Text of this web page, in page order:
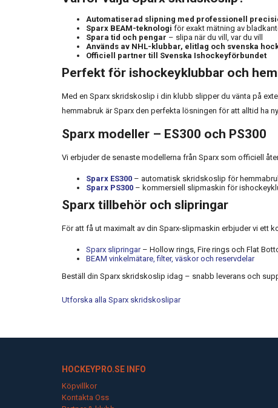
Automatiserad slipning med professionell
Sparx BEAM-teknologi för exakt mätning av
Spara tid och pengar – slipa när du vill, var du vill
Används av NHL-klubbar, elitlag och svenska
Officiell partner till Svenska Ishockeyförbundet
Perfekt för ishockeyklubbar och
Med en Sparx skridskoslip i din klubb slipper du vänta på
hemmabruk är Sparx den perfekta lösningen för att alltid ha
Sparx modeller – ES300 och PS300
Vi erbjuder de senaste modellerna från Sparx som officiell
Sparx ES300 – automatisk skridskoslip för
Sparx PS300 – kommersiell slipmaskin för
Sparx tillbehör och slipringar
För att få ut maximalt av din Sparx-slipmaskin erbjuder vi ett
Sparx slipringar– Hollow rings, Fire rings och Flat
BEAM vinkelmätare, filter, väskor och reservdelar
Beställ din Sparx skridskoslip idag – snabb leverans och
Utforska alla Sparx skridskoslipar
HOCKEYPRO.SE INFO
Köpvillkor
Kontakta Oss